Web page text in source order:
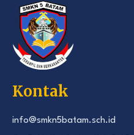
Kontak
info@smkn5batam.sch.id